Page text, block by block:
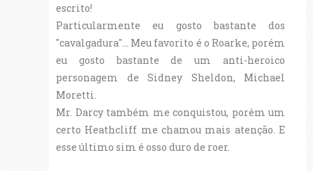
escrito!
Particularmente eu gosto bastante dos
"cavalgadura"... Meu favorito é o Roarke, porém
eu gosto bastante de um anti-heroico
personagem de Sidney Sheldon, Michael
Moretti.
Mr. Darcy também me conquistou, porém um
certo Heathcliff me chamou mais atenção. E
esse último sim é osso duro de roer.